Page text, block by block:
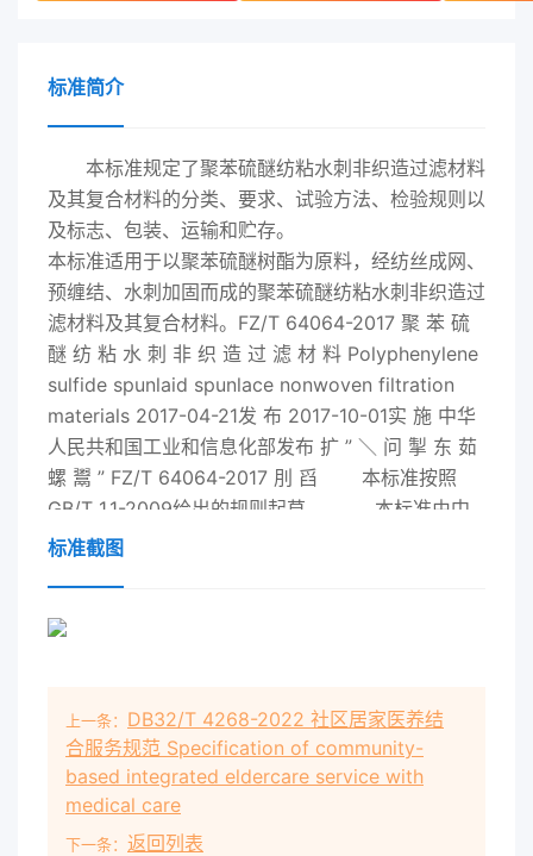
标准简介
本标准规定了聚苯硫醚纺粘水刺非织造过滤材料
及其复合材料的分类、要求、试验方法、检验规则以
及标志、包装、运输和贮存。
本标准适用于以聚苯硫醚树酯为原料，经纺丝成网、
预缠结、水刺加固而成的聚苯硫醚纺粘水刺非织造过
滤材料及其复合材料。FZ/T 64064-2017 聚 苯 硫
醚 纺 粘 水 刺 非 织 造 过 滤 材 料 Polyphenylene
sulfide spunlaid spunlace nonwoven filtration
materials 2017-04-21发 布 2017-10-01实 施 中华
人民共和国工业和信息化部发布 扩 ” ＼ 问 掣 东 茹
螺 鬻 ” FZ/T 64064-2017 刖 舀 本标准按照
GB/T 1.1-2009给出的规则起草 。 本标准由中
国纺织工业联合会提出 。 本标准由全国纺织品
位：佛山市斯乐普特种材料有限公司 、 中国产业用
标准截图
上一条： DB32/T 4268-2022 社区居家医养结
合服务规范 Specification of community-
based integrated eldercare service with
medical care
下一条： 返回列表